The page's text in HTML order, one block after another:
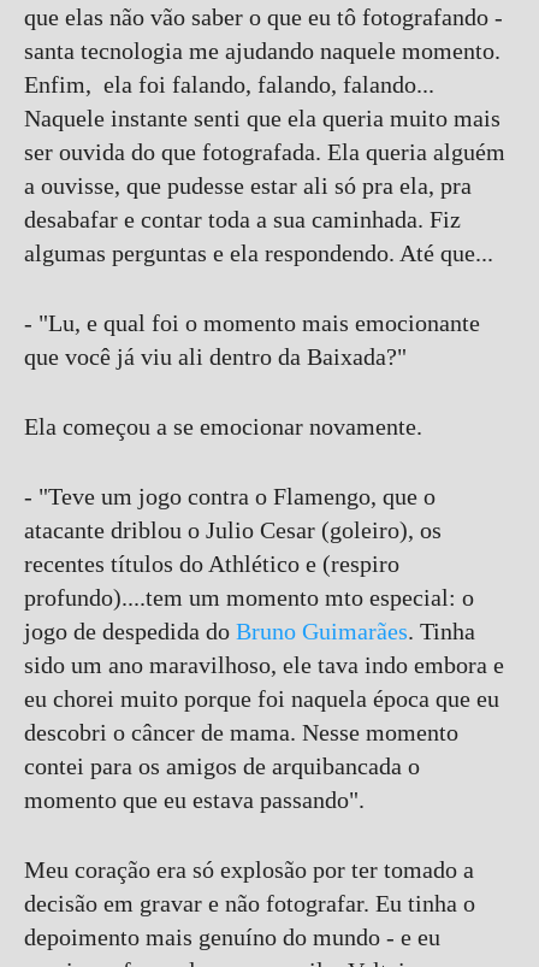
que elas não vão saber o que eu tô fotografando -
santa tecnologia me ajudando naquele momento.
Enfim, ela foi falando, falando, falando...
Naquele instante senti que ela queria muito mais
ser ouvida do que fotografada. Ela queria alguém
a ouvisse, que pudesse estar ali só pra ela, pra
desabafar e contar toda a sua caminhada. Fiz
algumas perguntas e ela respondendo. Até que...
- "Lu, e qual foi o momento mais emocionante
que você já viu ali dentro da Baixada?"
Ela começou a se emocionar novamente.
- "Teve um jogo contra o Flamengo, que o
atacante driblou o Julio Cesar (goleiro), os
recentes títulos do Athlético e (respiro
profundo)....tem um momento mto especial: o
jogo de despedida do Bruno Guimarães. Tinha
sido um ano maravilhoso, ele tava indo embora e
eu chorei muito porque foi naquela época que eu
descobri o câncer de mama. Nesse momento
contei para os amigos de arquibancada o
momento que eu estava passando".
Meu coração era só explosão por ter tomado a
decisão em gravar e não fotografar. Eu tinha o
depoimento mais genuíno do mundo - e eu